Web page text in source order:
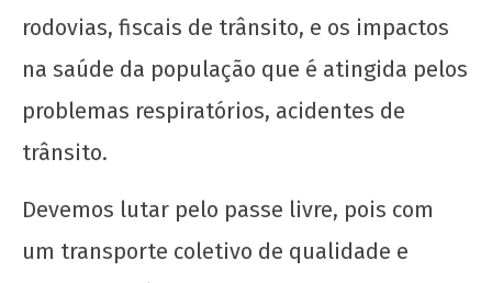
rodovias, fiscais de trânsito, e os impactos
na saúde da população que é atingida pelos
problemas respiratórios, acidentes de
trânsito.
Devemos lutar pelo passe livre, pois com
um transporte coletivo de qualidade e